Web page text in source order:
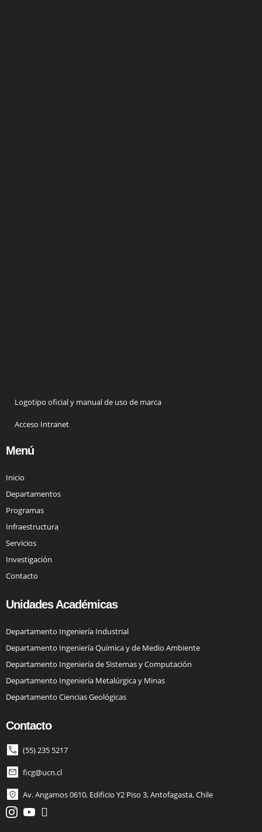
Logotipo oficial y manual de uso de marca
Acceso Intranet
Menú
Inicio
Departamentos
Programas
Infraestructura
Servicios
Investigación
Contacto
Unidades Académicas
Departamento Ingeniería Industrial
Departamento Ingeniería Química y de Medio Ambiente
Departamento Ingeniería de Sistemas y Computación
Departamento Ingeniería Metalúrgica y Minas
Departamento Ciencias Geológicas
Contacto
(55) 235 5217
ficg@ucn.cl
Av. Angamos 0610, Edificio Y2 Piso 3, Antofagasta, Chile